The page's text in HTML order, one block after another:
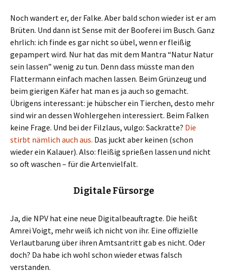
Noch wandert er, der Falke. Aber bald schon wieder ist er am
Brüten. Und dann ist Sense mit der Booferei im Busch. Ganz
ehrlich: ich finde es gar nicht so übel, wenn er fleißig
gepampert wird. Nur hat das mit dem Mantra “Natur Natur
sein lassen” wenig zu tun. Denn dass müsste man den
Flattermann einfach machen lassen. Beim Grünzeug und
beim gierigen Käfer hat man es ja auch so gemacht.
Übrigens interessant: je hübscher ein Tierchen, desto mehr
sind wir an dessen Wohlergehen interessiert. Beim Falken
keine Frage. Und bei der Filzlaus, vulgo: Sackratte? Die
stirbt nämlich auch aus. Das juckt aber keinen (schon
wieder ein Kalauer). Also: fleißig sprießen lassen und nicht
so oft waschen – für die Artenvielfalt.
Digitale Fürsorge
Ja, die NPV hat eine neue Digitalbeauftragte. Die heißt
Amrei Voigt, mehr weiß ich nicht von ihr. Eine offizielle
Verlautbarung über ihren Amtsantritt gab es nicht. Oder
doch? Da habe ich wohl schon wieder etwas falsch
verstanden.